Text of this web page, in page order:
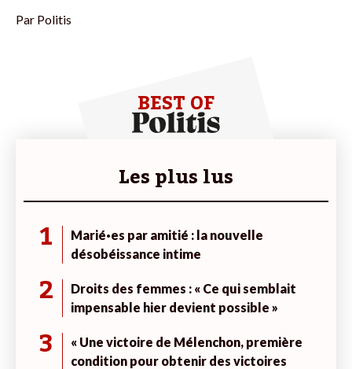
Par Politis
BEST OF
Les plus lus
1
Marié·es par amitié : la nouvelle
désobéissance intime
2
Droits des femmes : « Ce qui semblait
impensable hier devient possible »
3
« Une victoire de Mélenchon, première
condition pour obtenir des victoires